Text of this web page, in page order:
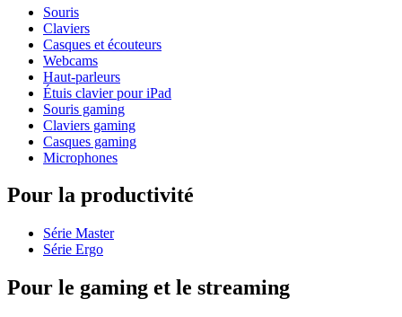
Souris
Claviers
Casques et écouteurs
Webcams
Haut-parleurs
Étuis clavier pour iPad
Souris gaming
Claviers gaming
Casques gaming
Microphones
Pour la productivité
Série Master
Série Ergo
Pour le gaming et le streaming